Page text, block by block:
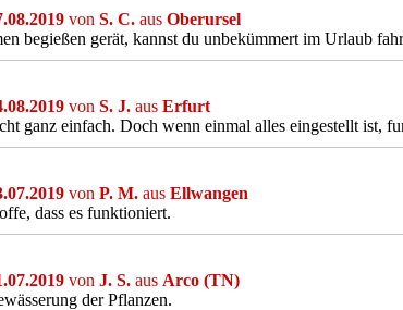
von S. C. aus Oberursel
begießen gerät, kannst du unbekümmert im Urlaub
von S. J. aus Erfurt
ganz einfach. Doch wenn einmal alles eingestellt ist,
von P. M. aus Ellwangen
dass es funktioniert.
von J. S. aus Arco (TN)
der Pflanzen.